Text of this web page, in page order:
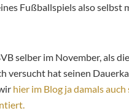
Fußballspiels also selbst
selber im November, als
versucht hat seinen
hier im Blog ja damals